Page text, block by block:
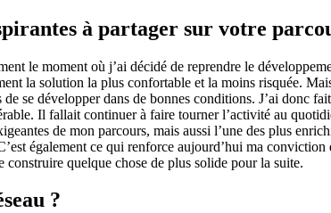
à partager sur votre
le moment où j’ai décidé de reprendre le
la solution la plus confortable et la moins risquée.
se développer dans de bonnes conditions. J’ai donc
Il fallait continuer à faire tourner l’activité au
de mon parcours, mais aussi l’une des plus
également ce qui renforce aujourd’hui ma
construire quelque chose de plus solide pour la suite.
?